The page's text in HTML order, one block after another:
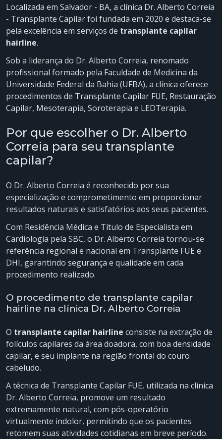
Localizada em Salvador - BA, a clínica Dr. Alberto Correia
- Transplante Capilar foi fundada em 2020 e destaca-se
pela excelência em serviços de transplante capilar
hairline.
Sob a liderança do Dr. Alberto Correia, renomado
profissional formado pela Faculdade de Medicina da
Universidade Federal da Bahia (UFBA), a clínica oferece
procedimentos de Transplante Capilar FUE, Restauração
Capilar, Mesoterapia, Soroterapia e LEDTerapia.
Por que escolher o Dr. Alberto
Correia para seu transplante
capilar?
O Dr. Alberto Correia é reconhecido por sua
especialização e comprometimento em proporcionar
resultados naturais e satisfatórios aos seus pacientes.
Com Residência Médica e Título de Especialista em
Cardiologia pela SBC, o Dr. Alberto Correia tornou-se
referência regional e nacional em Transplante FUE e
DHI, garantindo segurança e qualidade em cada
procedimento realizado.
O procedimento de transplante capilar
hairline na clínica Dr. Alberto Correia
O transplante capilar hairline consiste na extração de
folículos capilares da área doadora, com boa densidade
capilar, e seu implante na região frontal do couro
cabeludo.
A técnica de Transplante Capilar FUE, utilizada na clínica
Dr. Alberto Correia, promove um resultado
extremamente natural, com pós-operatório
virtualmente indolor, permitindo que os pacientes
retomem suas atividades cotidianas em breve período.